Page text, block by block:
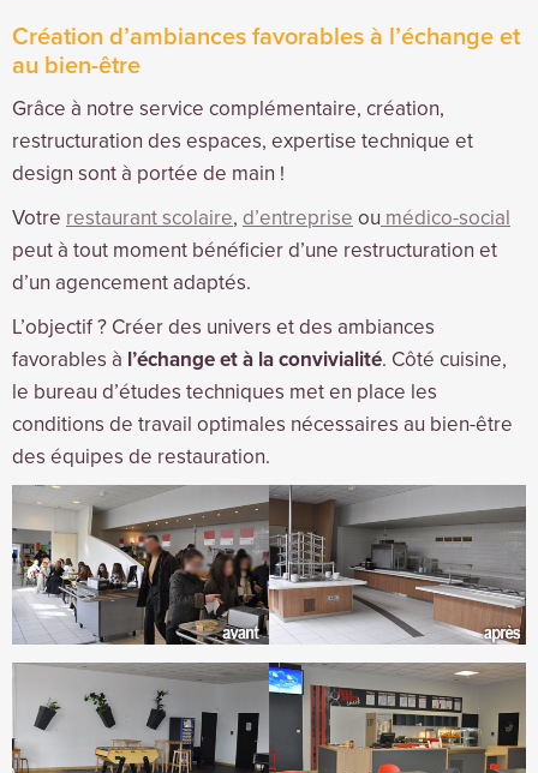
Création d’ambiances favorables à l’échange et
au bien-être
Grâce à notre service complémentaire, création,
restructuration des espaces, expertise technique et
design sont à portée de main !
Votre restaurant scolaire, d’entreprise ou médico-social
peut à tout moment bénéficier d’une restructuration et
d’un agencement adaptés.
L’objectif ? Créer des univers et des ambiances
favorables à l’échange et à la convivialité. Côté cuisine,
le bureau d’études techniques met en place les
conditions de travail optimales nécessaires au bien-être
des équipes de restauration.